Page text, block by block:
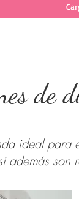
de
ideal